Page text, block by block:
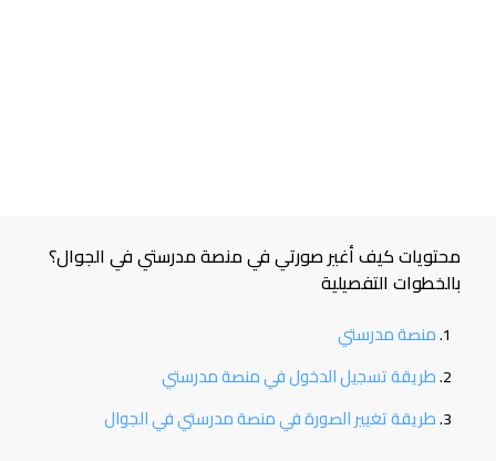
محتويات كيف أغير صورتي في منصة مدرستي في الجوال؟
بالخطوات التفصيلية
منصة مدرستي
طريقة تسجيل الدخول في منصة مدرستي
طريقة تغيير الصورة في منصة مدرستي في الجوال